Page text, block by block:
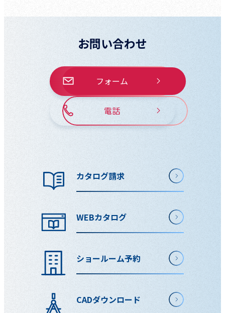
お問い合わせ
フォーム
電話
カタログ請求
WEBカタログ
ショールーム予約
CADダウンロード